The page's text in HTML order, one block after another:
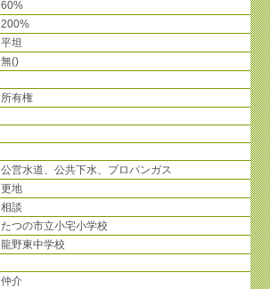
60%
200%
平坦
無()
所有権
公営水道、公共下水、プロパンガス
更地
相談
たつの市立小宅小学校
龍野東中学校
仲介